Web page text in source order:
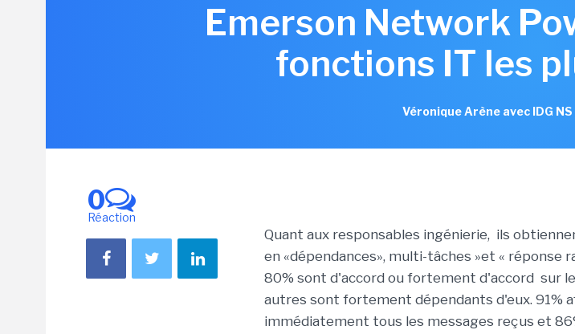
Emerson Network
fonctions IT les
Véronique Arène avec IDG NS
0
Réaction
Quant aux responsables ingénierie, ils
en «dépendances», multi-tâches »et « réponse
80% sont d'accord ou fortement d'accord sur
autres sont fortement dépendants d'eux. 91%
immédiatement tous les messages reçus et